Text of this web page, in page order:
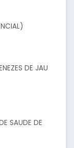
DE JAU
SAUDE DE